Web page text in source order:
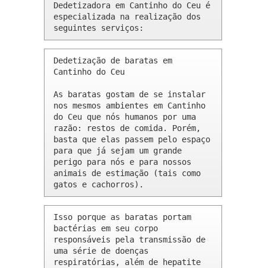
Dedetizadora em Cantinho do Ceu é
especializada na realização dos
seguintes serviços:
Dedetização de baratas em
Cantinho do Ceu
As baratas gostam de se instalar
nos mesmos ambientes em Cantinho
do Ceu que nós humanos por uma
razão: restos de comida. Porém,
basta que elas passem pelo espaço
para que já sejam um grande
perigo para nós e para nossos
animais de estimação (tais como
gatos e cachorros).
Isso porque as baratas portam
bactérias em seu corpo
responsáveis pela transmissão de
uma série de doenças
respiratórias, além de hepatite